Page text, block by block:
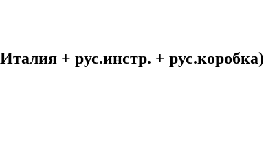
+ рус.инстр. + рус.коробка)